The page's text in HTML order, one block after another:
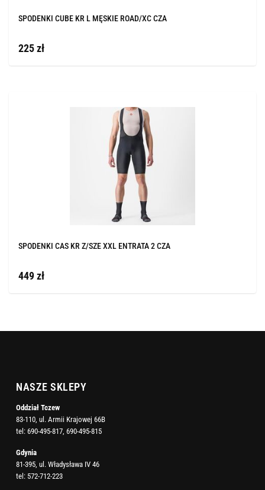
SPODENKI CUBE KR L MĘSKIE ROAD/XC CZA
225 zł
SPODENKI CAS KR Z/SZE XXL ENTRATA 2 CZA
449 zł
NASZE SKLEPY
Oddział Tczew
83-110, ul. Armii Krajowej 66B
tel: 690-495-817, 690-495-815
Gdynia
81-395, ul. Władysława IV 46
tel: 572-712-223